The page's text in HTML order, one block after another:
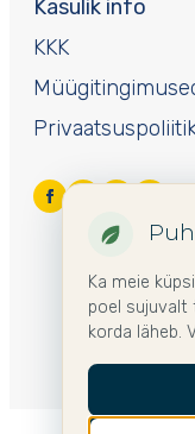
Kasulik info
KKK
Ka meie
poel sujuvalt
korda läheb.